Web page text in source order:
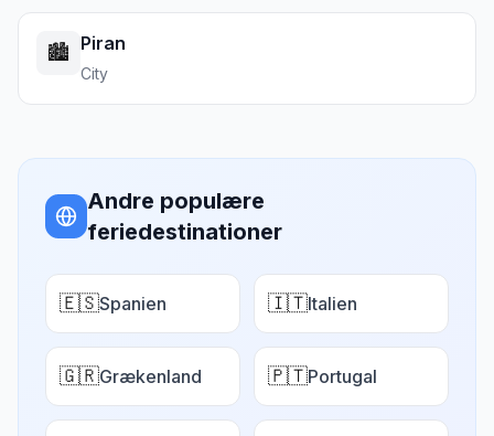
🏙️ Piran
City
Andre populære
feriedestinationer
🇪🇸Spanien 🇮🇹Italien
🇬🇷Grækenland 🇵🇹Portugal